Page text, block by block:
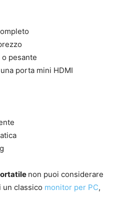
pesante
porta mini HDMI
non puoi considerare
classico monitor per PC,